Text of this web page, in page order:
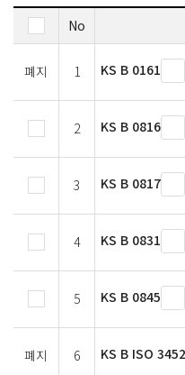
No
폐지 1 KS B 0161
2 KS B 0816
3 KS B 0817
4 KS B 0831
5 KS B 0845
폐지 6 KS B ISO 3452